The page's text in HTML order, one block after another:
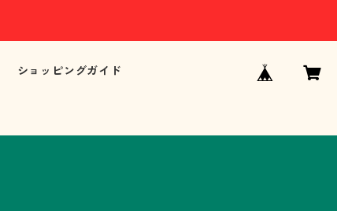
ショッピングガイド